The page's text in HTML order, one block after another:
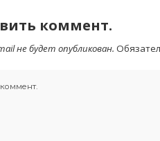
коммент.
не будет опубликован.